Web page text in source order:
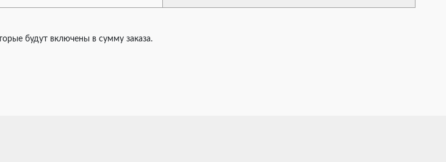
будут включены в сумму заказа.